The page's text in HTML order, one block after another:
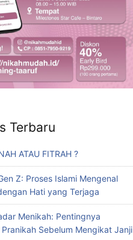
Terbaru
ATAU FITRAH ?
Z: Proses Islami Mengenal
Hati yang Terjaga
Menikah: Pentingnya
Sebelum Mengikat Janji